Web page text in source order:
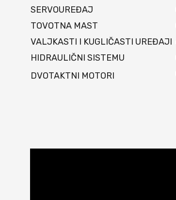
SERVOUREĐAJ
TOVOTNA MAST
VALJKASTI I KUGLIČASTI UREĐAJI
HIDRAULIČNI SISTEMU
DVOTAKTNI MOTORI